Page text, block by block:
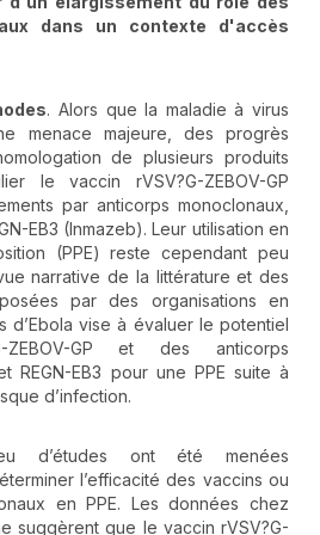
dans un contexte d'accès
. Alors que la maladie à virus
menace majeure, des progrès
de plusieurs produits
le vaccin rVSV?G-ZEBOV-GP
par anticorps monoclonaux,
EB3 (Inmazeb). Leur utilisation en
(PPE) reste cependant peu
narrative de la littérature et des
par des organisations en
d’Ebola vise à évaluer le potentiel
GP et des anticorps
REGN-EB3 pour une PPE suite à
d’infection.
d’études ont été menées
l’efficacité des vaccins ou
en PPE. Les données chez
suggèrent que le vaccin rVSV?G-